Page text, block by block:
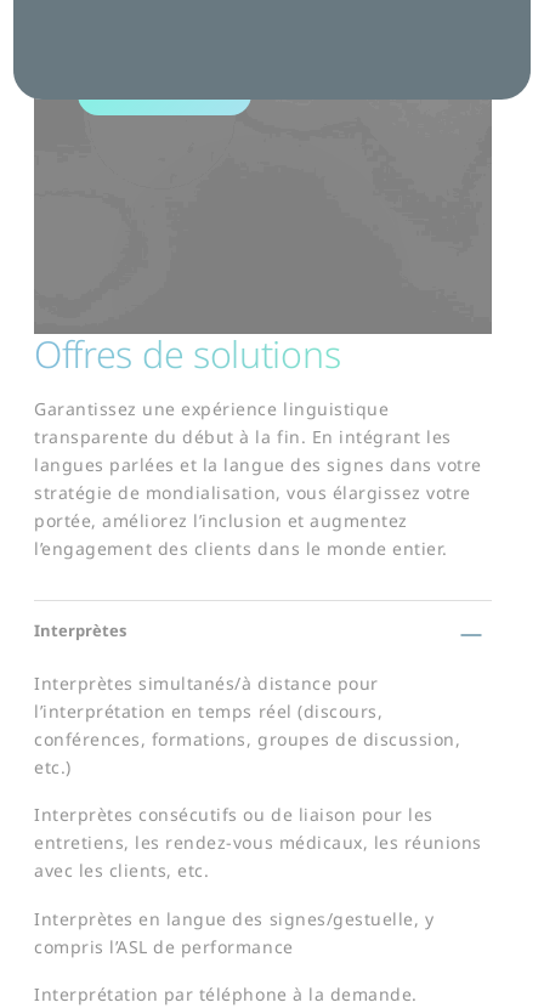
Offres de solutions
​Garantissez une expérience linguistique
transparente du début à la fin. En intégrant les
langues parlées et la langue des signes dans votre
stratégie de mondialisation, vous élargissez votre
portée, améliorez l’inclusion et augmentez
l’engagement des clients dans le monde entier.
Interprètes
Interprètes simultanés/à distance pour
l’interprétation en temps réel (discours,
conférences, formations, groupes de discussion,
etc.)
Interprètes consécutifs ou de liaison pour les
entretiens, les rendez-vous médicaux, les réunions
avec les clients, etc.
Interprètes en langue des signes/gestuelle, y
compris l’ASL de performance
Interprétation par téléphone à la demande.